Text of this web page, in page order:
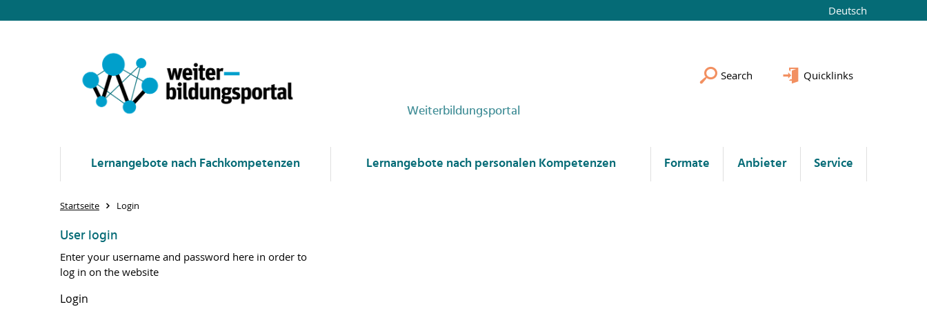
Deutsch
Weiterbildungsportal
Search Quicklinks
Lernangebote nach Fachkompetenzen Lernangebote nach personalen Kompetenzen Formate Anbieter Service
Startseite Login
User login
Enter your username and password here in order to
log in on the website
Login